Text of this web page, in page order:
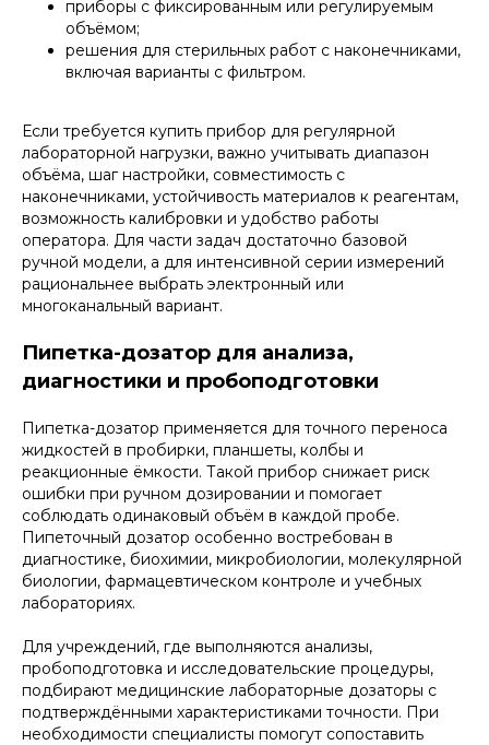
приборы с фиксированным или регулируемым
объёмом;
решения для стерильных работ с наконечниками,
включая варианты с фильтром.
Если требуется купить прибор для регулярной
лабораторной нагрузки, важно учитывать диапазон
объёма, шаг настройки, совместимость с
наконечниками, устойчивость материалов к реагентам,
возможность калибровки и удобство работы
оператора. Для части задач достаточно базовой
ручной модели, а для интенсивной серии измерений
рациональнее выбрать электронный или
многоканальный вариант.
Пипетка-дозатор для анализа,
диагностики и пробоподготовки
Пипетка-дозатор применяется для точного переноса
жидкостей в пробирки, планшеты, колбы и
реакционные ёмкости. Такой прибор снижает риск
ошибки при ручном дозировании и помогает
соблюдать одинаковый объём в каждой пробе.
Пипеточный дозатор особенно востребован в
диагностике, биохимии, микробиологии, молекулярной
биологии, фармацевтическом контроле и учебных
лабораториях.
Для учреждений, где выполняются анализы,
пробоподготовка и исследовательские процедуры,
подбирают медицинские лабораторные дозаторы с
подтверждёнными характеристиками точности. При
необходимости специалисты помогут сопоставить